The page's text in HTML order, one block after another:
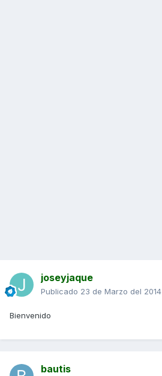
joseyjaque
Publicado 23 de Marzo del 2014
Bienvenido
bautis